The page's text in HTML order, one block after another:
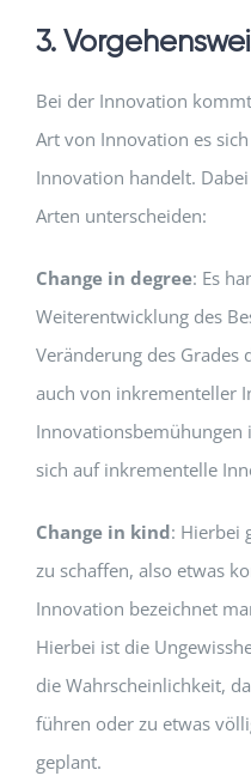
3.
Bei der Innovation
Art von Innovation es
Innovation handelt.
Arten unterscheiden:
Change in degree: Es
Weiterentwicklung des
Veränderung des Grades
auch von inkrementeller
Innovationsbemühungen
sich auf inkrementelle
Change in kind: Hierbei
zu schaffen, also etwas
Innovation bezeichnet
Hierbei ist die
die Wahrscheinlichkeit,
führen oder zu etwas
geplant.